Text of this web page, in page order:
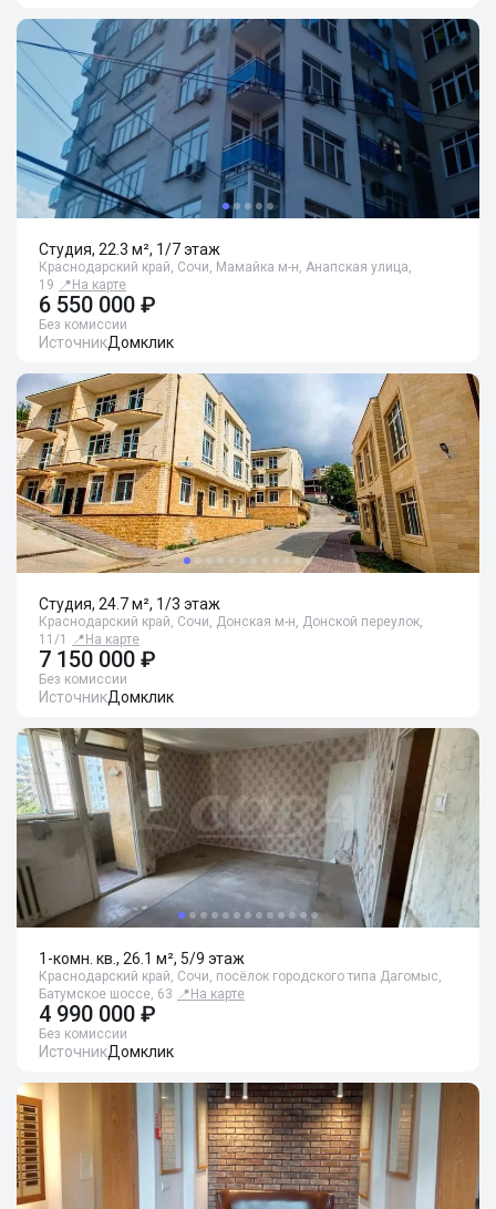
Студия, 22.3 м², 1/7 этаж
Краснодарский край, Сочи, Мамайка м-н, Анапская улица,
19 📍 На карте
6 550 000 ₽
Без комиссии
ИсточникДомклик
Студия, 24.7 м², 1/3 этаж
Краснодарский край, Сочи, Донская м-н, Донской переулок,
11/1
📍 На карте
7 150 000 ₽
Без комиссии
ИсточникДомклик
1-комн. кв., 26.1 м², 5/9 этаж
Краснодарский край, Сочи, посёлок городского типа Дагомыс,
Батумское шоссе, 63 📍 На карте
4 990 000 ₽
Без комиссии
ИсточникДомклик